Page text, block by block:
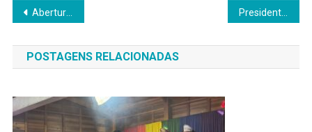
Navegação
de
Post
Abertura do Maio Amarelo promove conscientização e debate sobre trânsito em Santana de Parnaíba Presidente da Câmara sugere a reforma de duas escolas municipais em Jandira
POSTAGENS RELACIONADAS